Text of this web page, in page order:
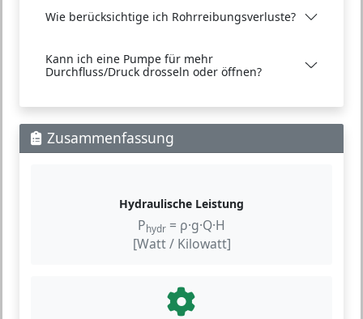
Wie berücksichtige ich Rohrreibungsverluste?
Kann ich eine Pumpe für mehr
Durchfluss/Druck drosseln oder öffnen?
Zusammenfassung
Hydraulische Leistung
Phydr = ρ·g·Q·H
[Watt / Kilowatt]